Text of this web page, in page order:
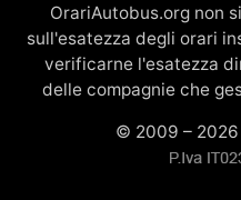
OrariAutobus.org non
sull'esatezza degli orari
verificarne l'esatezza
delle compagnie che
© 2009 –